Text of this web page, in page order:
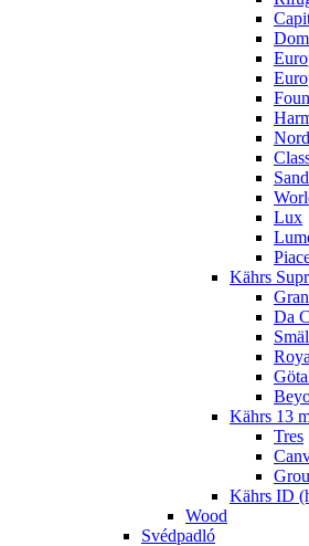
Sand
Lux
Kährs
Da
Kährs 13
Tres
Kährs ID
Wood
Svédpadló